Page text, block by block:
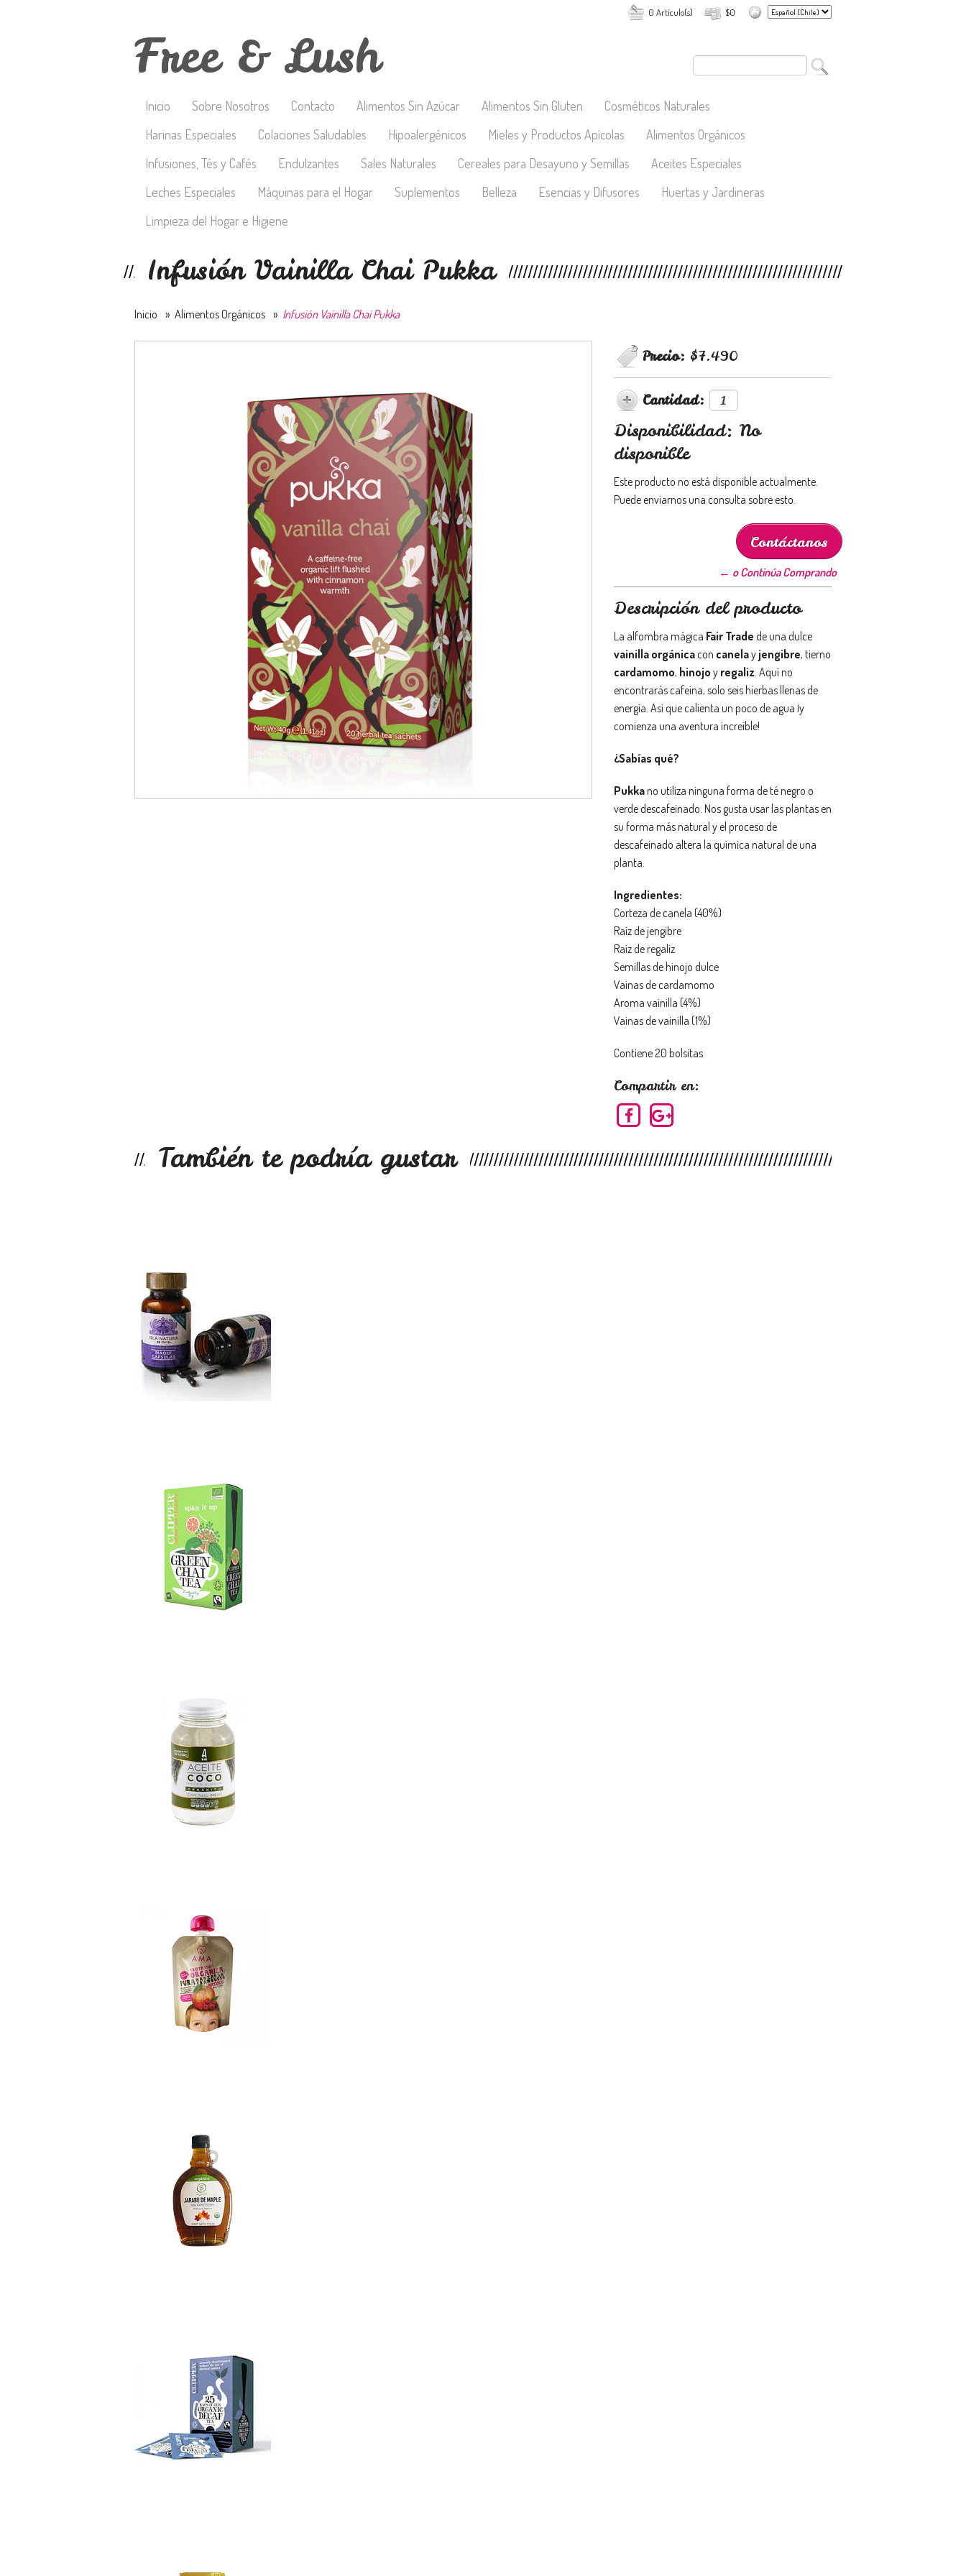
$0
0 Artículo(s)
Free & Lush
Inicio Sobre Nosotros Contacto Alimentos Sin Azúcar Alimentos Sin Gluten
Cosméticos Naturales
Harinas Especiales
Colaciones Saludables Hipoalergénicos Mieles y Productos Apícolas
Alimentos Orgánicos
Infusiones, Tés y Cafés
Endulzantes Sales Naturales Cereales para Desayuno y Semillas
Aceites Especiales
Leches Especiales
Máquinas para el Hogar Suplementos Belleza Esencias y Difusores
Huertas y Jardineras
Limpieza del Hogar e Higiene
Infusión Vainilla Chai Pukka
Inicio » Alimentos Orgánicos » Infusión Vainilla Chai Pukka
Precio: $7.490
Cantidad:
Disponibilidad: No
disponible
Este producto no está disponible actualmente.
Puede enviarnos una consulta sobre esto.
Contáctanos
← o Continúa Comprando
Descripción del producto
La alfombra mágica Fair Trade de una dulce
vainilla orgánicacon canelay jengibre, tierno
cardamomo, hinojo y regaliz. Aquí no
encontrarás cafeína, solo seis hierbas llenas de
energía. Así que calienta un poco de agua ¡y
comienza una aventura increíble!
¿Sabías qué?
Pukkano utiliza ninguna forma de té negro o
verde descafeinado. Nos gusta usar las plantas en
su forma más natural y el proceso de
descafeinado altera la química natural de una
planta.
Ingredientes:
Corteza de canela (40%)
Raíz de jengibre
Raíz de regaliz
Semillas de hinojo dulce
Vainas de cardamomo
Aroma vainilla (4%)
Vainas de vainilla (1%)
Contiene 20 bolsitas
Compartir en:
También te podría gustar